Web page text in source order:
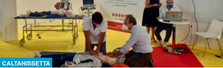
CALTANISSETTA